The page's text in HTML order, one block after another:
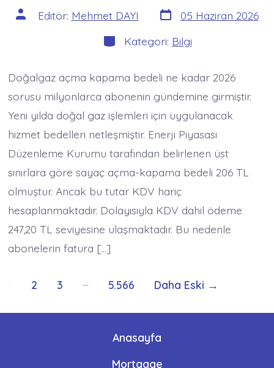
Yazının
yazarı
Editör: Mehmet DAYI Yazı
tarihi
05 Haziran 2026
Kategoriler
Kategori: Bilgi
Doğalgaz açma kapama bedeli ne kadar 2026
sorusu milyonlarca abonenin gündemine girmiştir.
Yeni yılda doğal gaz işlemleri için uygulanacak
hizmet bedelleri netleşmiştir. Enerji Piyasası
Düzenleme Kurumu tarafından belirlenen üst
sınırlara göre sayaç açma-kapama bedeli 206 TL
olmuştur. Ancak bu tutar KDV hariç
hesaplanmaktadır. Dolayısıyla KDV dahil ödeme
247,20 TL seviyesine ulaşmaktadır. Bu nedenle
abonelerin fatura […]
Yazı
sayfalaması
2 3 … 5.566 Daha Eski →
Anasayfa
Mortgage